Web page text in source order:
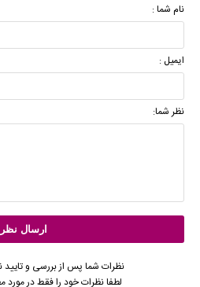
نام شما :
ایمیل :
نظر شما:
نظرات شما پس از بررسی و
لطفا نظرات خود را فقط در مورد